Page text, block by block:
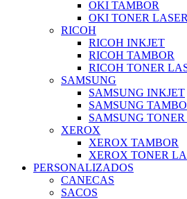
OKI TAMBOR
OKI TONER LASER
RICOH
RICOH INKJET
RICOH TAMBOR
RICOH TONER
SAMSUNG
SAMSUNG INKJET
SAMSUNG
SAMSUNG TONER
XEROX
XEROX TAMBOR
XEROX TONER
PERSONALIZADOS
CANECAS
SACOS